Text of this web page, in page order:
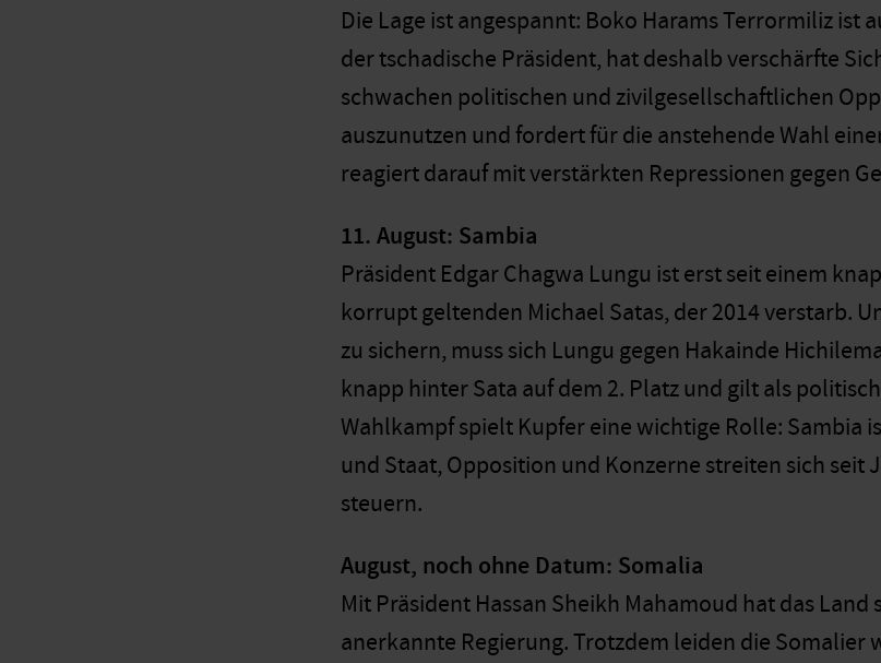
Die Lage ist angespannt: Boko Harams Terrormiliz ist
der tschadische Präsident, hat deshalb verschärfte
schwachen politischen und zivilgesellschaftlichen
auszunutzen und fordert für die anstehende Wahl
reagiert darauf mit verstärkten Repressionen gegen
11. August: Sambia
Präsident Edgar Chagwa Lungu ist erst seit einem
korrupt geltenden Michael Satas, der 2014 verstarb.
zu sichern, muss sich Lungu gegen Hakainde
knapp hinter Sata auf dem 2. Platz und gilt als
Wahlkampf spielt Kupfer eine wichtige Rolle:
und Staat, Opposition und Konzerne streiten sich seit
steuern.
August, noch ohne Datum: Somalia
Mit Präsident Hassan Sheikh Mahamoud hat das
anerkannte Regierung. Trotzdem leiden die